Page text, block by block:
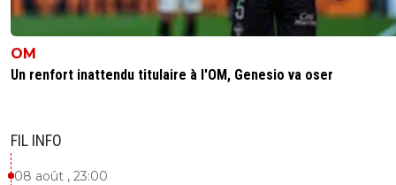
OM
Un renfort inattendu titulaire à l'OM, Genesio va oser
FIL INFO
08 août , 23:00